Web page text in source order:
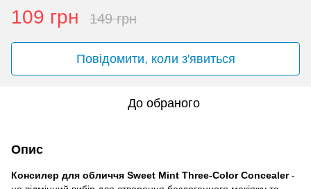
109 грн 149 грн
Повідомити, коли з'явиться
До обраного
Опис
Консилер для обличчя Sweet Mint Three-Color Concealer-